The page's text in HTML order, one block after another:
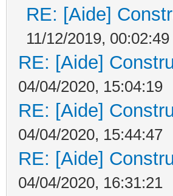
RE: [Aide]
11/12/2019, 00:02:49
RE: [Aide]
04/04/2020, 15:04:19
RE: [Aide]
04/04/2020, 15:44:47
RE: [Aide]
04/04/2020, 16:31:21